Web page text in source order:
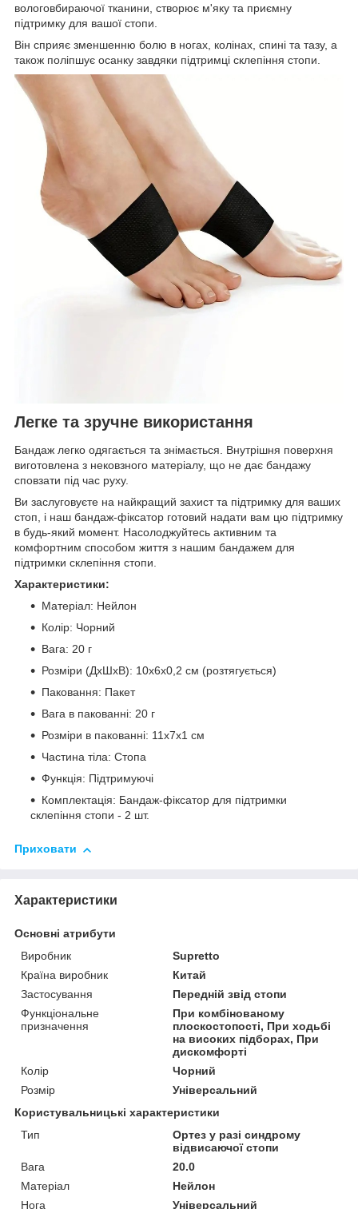
вологовбираючої тканини, створює м'яку та приємну
підтримку для вашої стопи.
Він сприяє зменшенню болю в ногах, колінах, спині та тазу, а
також поліпшує осанку завдяки підтримці склепіння стопи.
Легке та зручне використання
Бандаж легко одягається та знімається. Внутрішня поверхня
виготовлена з нековзного матеріалу, що не дає бандажу
сповзати під час руху.
Ви заслуговуєте на найкращий захист та підтримку для ваших
стоп, і наш бандаж-фіксатор готовий надати вам цю підтримку
в будь-який момент. Насолоджуйтесь активним та
комфортним способом життя з нашим бандажем для
підтримки склепіння стопи.
Характеристики:
Матеріал: Нейлон
Колір: Чорний
Вага: 20 г
Розміри (ДхШхВ): 10х6x0,2 см (розтягується)
Паковання: Пакет
Вага в пакованні: 20 г
Розміри в пакованні: 11х7х1 см
Частина тіла: Стопа
Функція: Підтримуючі
Комплектація: Бандаж-фіксатор для підтримки
склепіння стопи - 2 шт.
Приховати
Характеристики
Основні атрибути
Виробник
Supretto
Країна виробник
Китай
Застосування
Передній звід стопи
Функціональне
призначення
При комбінованому
плоскостопості, При ходьбі
на високих підборах, При
дискомфорті
Колір
Чорний
Розмір
Універсальний
Користувальницькі характеристики
Тип
Ортез у разі синдрому
відвисаючої стопи
Вага
20.0
Матеріал
Нейлон
Нога
Універсальний